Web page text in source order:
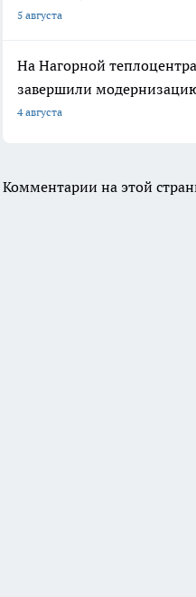
5 августа
На Нагорной
завершили
4 августа
Комментарии на этой